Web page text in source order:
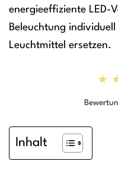
energieeffiziente LED-
Beleuchtung
Leuchtmittel ersetzen.
Inhalt